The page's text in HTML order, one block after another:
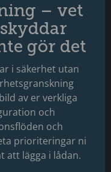
– vet
gör det
i säkerhet utan
av er verkliga
och
och
prioriteringar ni
att lägga i lådan.